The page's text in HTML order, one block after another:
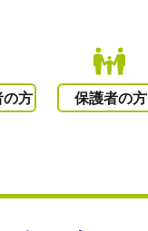
の方 保護者の方